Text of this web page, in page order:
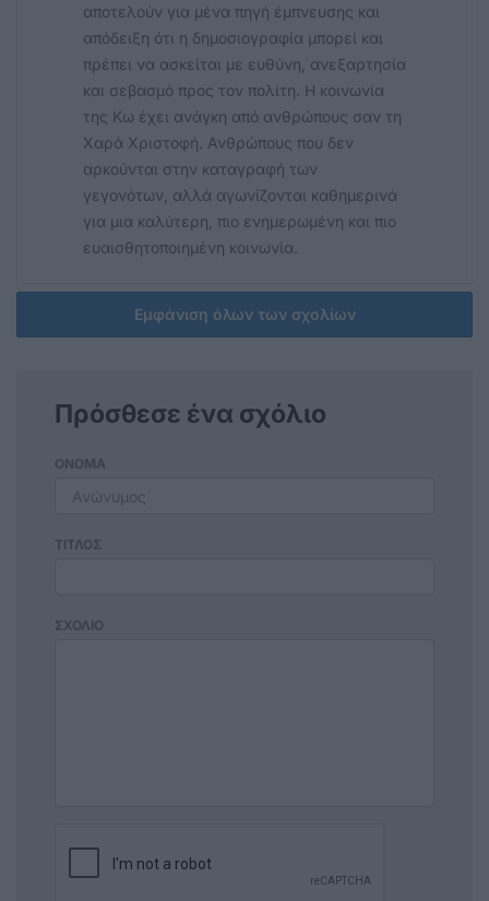
αποτελούν για μένα πηγή έμπνευσης και
απόδειξη ότι η δημοσιογραφία μπορεί και
πρέπει να ασκείται με ευθύνη, ανεξαρτησία
και σεβασμό προς τον πολίτη. Η κοινωνία
της Κω έχει ανάγκη από ανθρώπους σαν τη
Χαρά Χριστοφή. Ανθρώπους που δεν
αρκούνται στην καταγραφή των
γεγονότων, αλλά αγωνίζονται καθημερινά
για μια καλύτερη, πιο ενημερωμένη και πιο
ευαισθητοποιημένη κοινωνία.
Εμφάνιση όλων των σχολίων
Πρόσθεσε ένα σχόλιο
ΟΝΟΜΑ
ΤΙΤΛΟΣ
ΣΧΟΛΙΟ